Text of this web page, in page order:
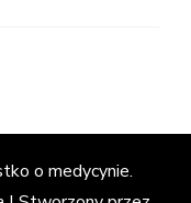
o medycynie.